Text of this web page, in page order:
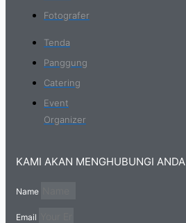
Fotografer
Tenda
Panggung
Catering
Event
Organizer
KAMI AKAN MENGHUBUNGI ANDA
Name
Email